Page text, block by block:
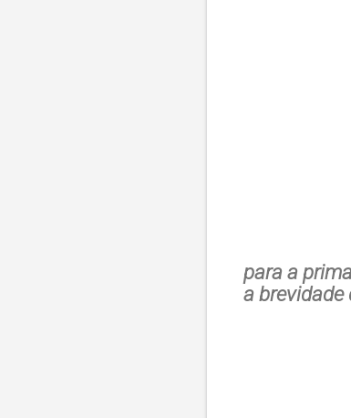
para a
a brevidade